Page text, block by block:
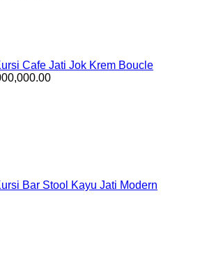
Cafe Jati Jok Krem Boucle
Bar Stool Kayu Jati Modern